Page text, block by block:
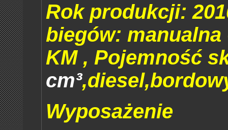
Rok produkcji:
biegów:
KM , Pojemność
cm³
Wyposażenie